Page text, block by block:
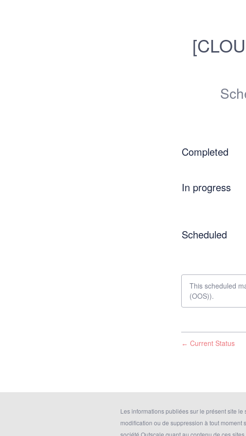
Completed
In progress
Scheduled
This scheduled
(OOS)).
← Current Status
Les informations publiées sur le présent site
modification ou de suppression à tout moment
société Outscale quant au contenu de ces